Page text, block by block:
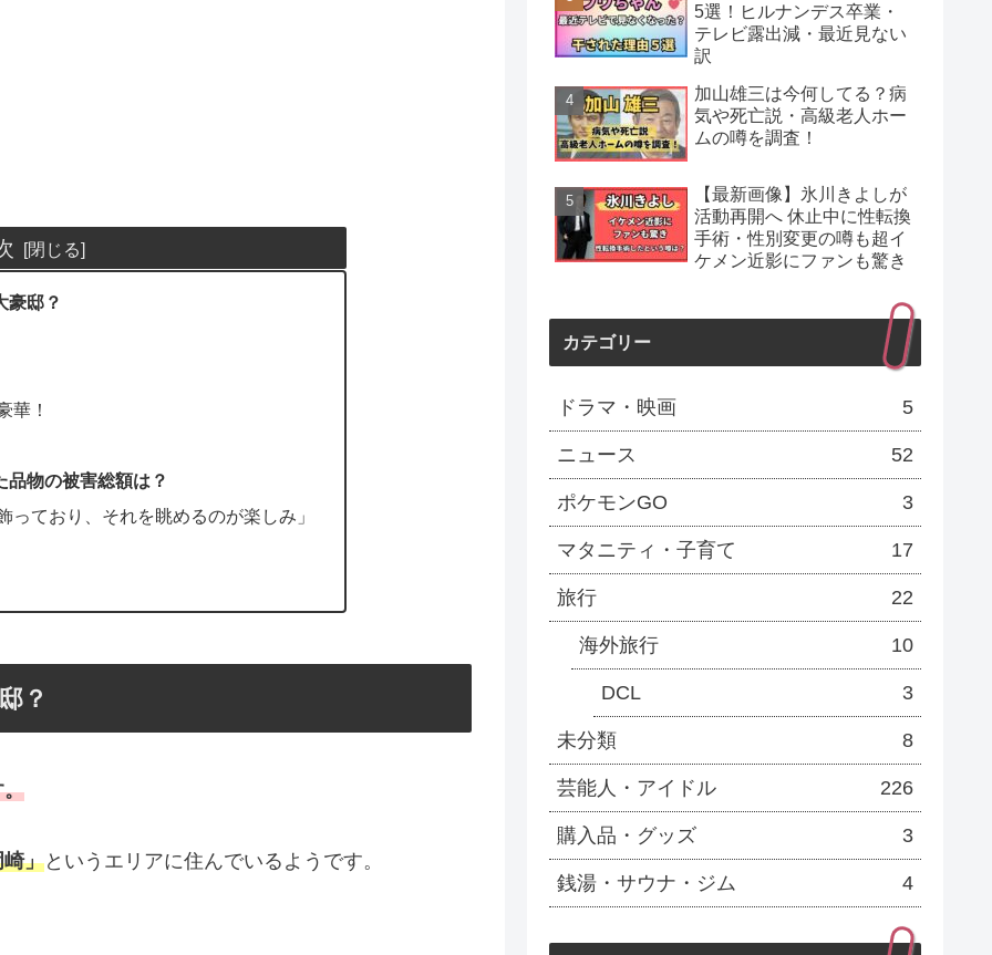
豪邸？
華！
品物の被害総額は？
っており、それを眺めるのが楽しみ」
？
。
崎」というエリアに住んでいるようです。
5選！ヒルナンデス卒業・
テレビ露出減・最近見ない
訳
加山雄三は今何してる？病
気や死亡説・高級老人ホー
ムの噂を調査！
【最新画像】氷川きよしが
活動再開へ 休止中に性転換
手術・性別変更の噂も超イ
ケメン近影にファンも驚き
カテゴリー
ドラマ・映画 5
ニュース 52
ポケモンGO 3
マタニティ・子育て 17
旅行 22
海外旅行 10
DCL 3
未分類 8
芸能人・アイドル 226
購入品・グッズ 3
銭湯・サウナ・ジム 4